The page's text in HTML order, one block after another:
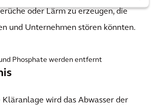
oder Lärm zu erzeugen, die
und Unternehmen stören könnten.
Phosphate werden entfernt
Kläranlage wird das Abwasser der